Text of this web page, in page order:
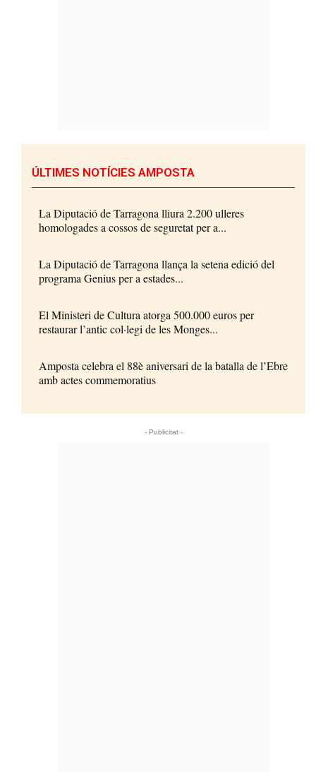
ÚLTIMES NOTÍCIES AMPOSTA
La Diputació de Tarragona lliura 2.200 ulleres
homologades a cossos de seguretat per a...
La Diputació de Tarragona llança la setena edició del
programa Genius per a estades...
El Ministeri de Cultura atorga 500.000 euros per
restaurar l’antic col·legi de les Monges...
Amposta celebra el 88è aniversari de la batalla de l’Ebre
amb actes commemoratius
- Publicitat -